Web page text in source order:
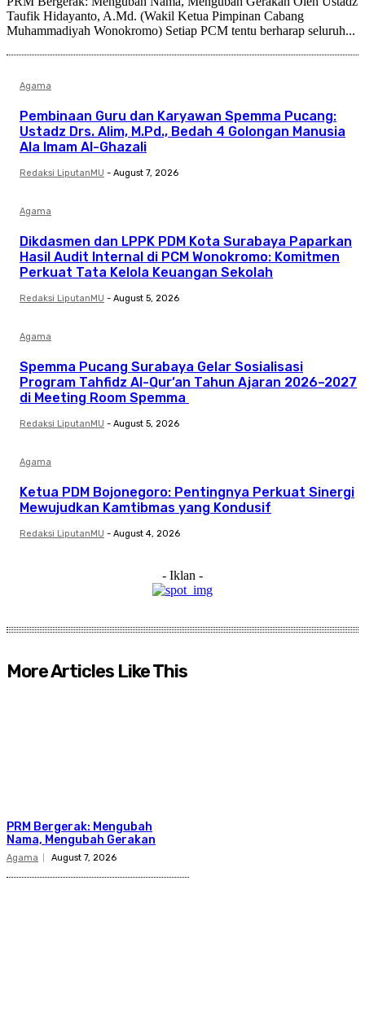
Taufik Hidayanto, A.Md. (Wakil Ketua Pimpinan Cabang
Muhammadiyah Wonokromo) Setiap PCM tentu berharap seluruh...
Agama
Pembinaan Guru dan Karyawan Spemma Pucang:
Ustadz Drs. Alim, M.Pd., Bedah 4 Golongan Manusia
Ala Imam Al-Ghazali
Redaksi LiputanMU - August 7, 2026
Agama
Dikdasmen dan LPPK PDM Kota Surabaya Paparkan
Hasil Audit Internal di PCM Wonokromo: Komitmen
Perkuat Tata Kelola Keuangan Sekolah
Redaksi LiputanMU - August 5, 2026
Agama
Spemma Pucang Surabaya Gelar Sosialisasi
Program Tahfidz Al-Qur’an Tahun Ajaran 2026–2027
di Meeting Room Spemma
Redaksi LiputanMU - August 5, 2026
Agama
Ketua PDM Bojonegoro: Pentingnya Perkuat Sinergi
Mewujudkan Kamtibmas yang Kondusif
Redaksi LiputanMU - August 4, 2026
- Iklan -
More Articles Like This
PRM Bergerak: Mengubah
Nama, Mengubah Gerakan
Agama August 7, 2026